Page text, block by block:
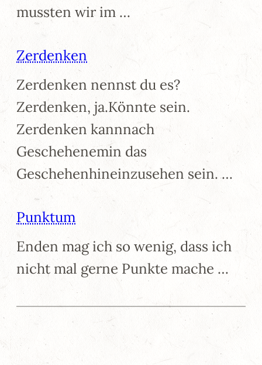
mussten wir im …
Zerdenken
Zerdenken nennst du es?
Zerdenken, ja.Könnte sein.
Zerdenken kannnach
Geschehenemin das
Geschehenhineinzusehen sein. …
Punktum
Enden mag ich so wenig, dass ich
nicht mal gerne Punkte mache …